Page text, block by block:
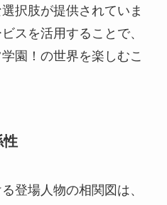
択肢が提供されていま
スを活用することで、
園！の世界を楽しむこ
性
登場人物の相関図は、